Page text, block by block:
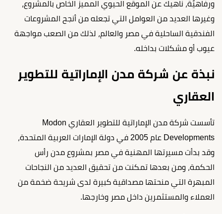
ورفاهيًة، ناهيك عن الموقع الحيوي المميز الخاص بالمشروع،
وغيرها العديد من العوامل التي تجعله من أنجح المشروعات
الفندقية الساحلية في مصر والعالم، لذلك من الصعب مواجهة
عيوب أو مشكلات بداخله.
نبذة عن شركة مدن الإماراتية للتطوير
العقاري
تأسست شركة مدن الإماراتية للتطوير العقاري Modon
Developments عام 2005 في دولة الإمارات العربية المتحدة،
وقد بدأت مسيرتها المهنية في مصر بمشروع مدن رأس
الحكمة، ومن بعدها تمكنت من تحقيق العديد من النجاحات
المبهرة التي منحتها مصداقية كبيرة لدى شريحة ضخمة من
العملاء والمستثمرين داخل مصر وخارجها.